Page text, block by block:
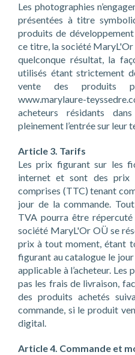
Les photographies
présentées à titre
produits de
ce titre, la société MaryL'Or
quelconque résultat, la
utilisés étant strictement
vente des produits
www.marylaure-
acheteurs résidants
pleinement l’entrée sur leur
Article 3. Tarifs
Les prix figurant sur les
internet et sont des prix
comprises (TTC) tenant
jour de la commande.
TVA pourra être
société MaryL'Or OÜ se
prix à tout moment, étant
figurant au catalogue le
applicable à l’acheteur. Les
pas les frais de livraison,
des produits achetés
commande, si le produit
digital.
Article 4. Commande et